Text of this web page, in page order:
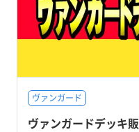
ヴァンガード
ヴァンガードデッキ